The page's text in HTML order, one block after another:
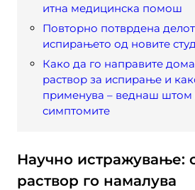
итна медицинска помош
Повторно потврдена
испирањето од новите
Како да го направите
раствор за испирање и
применува – веднаш штом
симптомите
Научно истражување:
раствор го намалува